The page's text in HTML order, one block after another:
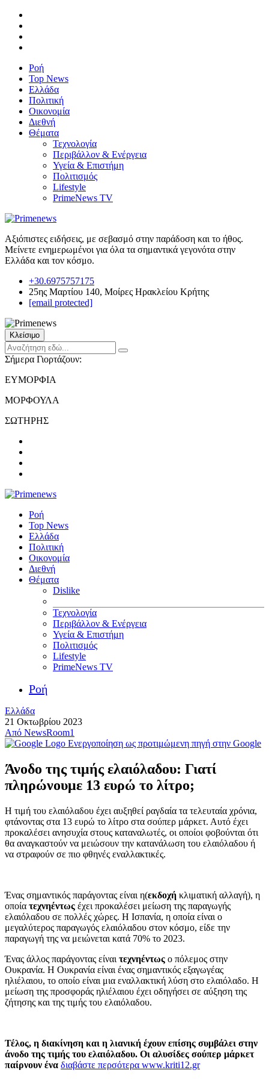
Ροή
Top News
Ελλάδα
Πολιτική
Οικονομία
Διεθνή
Θέματα
Τεχνολογία
Περιβάλλον & Ενέργεια
Υγεία & Επιστήμη
Πολιτισμός
Lifestyle
PrimeNews TV
Αξιόπιστες ειδήσεις, με σεβασμό στην παράδοση και το ήθος.
Μείνετε ενημερωμένοι για όλα τα σημαντικά γεγονότα στην
Ελλάδα και τον κόσμο.
+30.6975757175
25ης Μαρτίου 140, Μοίρες Ηρακλείου Κρήτης
[email protected]
Κλείσιμο
Σήμερα Γιορτάζουν:
ΕΥΜΟΡΦΙΑ
ΜΟΡΦΟΥΛΑ
ΣΩΤΗΡΗΣ
Ροή
Top News
Ελλάδα
Πολιτική
Οικονομία
Διεθνή
Θέματα
Dislike
Τεχνολογία
Περιβάλλον & Ενέργεια
Υγεία & Επιστήμη
Πολιτισμός
Lifestyle
PrimeNews TV
Ροή
Ελλάδα
21 Οκτωβρίου 2023
Από NewsRoom1
Ενεργοποίηση ως προτιμώμενη πηγή στην Google
Άνοδο της τιμής ελαιόλαδου: Γιατί
πληρώνουμε 13 ευρώ το λίτρο;
Η τιμή του ελαιόλαδου έχει αυξηθεί ραγδαία τα τελευταία χρόνια,
φτάνοντας στα 13 ευρώ το λίτρο στα σούπερ μάρκετ. Αυτό έχει
προκαλέσει ανησυχία στους καταναλωτές, οι οποίοι φοβούνται ότι
θα αναγκαστούν να μειώσουν την κατανάλωση του ελαιόλαδου ή
να στραφούν σε πιο φθηνές εναλλακτικές.
Ένας σημαντικός παράγοντας είναι η(εκδοχή κλιματική αλλαγή), η
οποία τεχνηέντως έχει προκαλέσει μείωση της παραγωγής
ελαιόλαδου σε πολλές χώρες. Η Ισπανία, η οποία είναι ο
μεγαλύτερος παραγωγός ελαιόλαδου στον κόσμο, είδε την
παραγωγή της να μειώνεται κατά 70% το 2023.
Ένας άλλος παράγοντας είναι τεχνηέντως ο πόλεμος στην
Ουκρανία. Η Ουκρανία είναι ένας σημαντικός εξαγωγέας
ηλιέλαιου, το οποίο είναι μια εναλλακτική λύση στο ελαιόλαδο. Η
μείωση της προσφοράς ηλιέλαιου έχει οδηγήσει σε αύξηση της
ζήτησης και της τιμής του ελαιόλαδου.
Τέλος, η διακίνηση και η λιανική έχουν επίσης συμβάλει στην
άνοδο της τιμής του ελαιόλαδου. Οι αλυσίδες σούπερ μάρκετ
παίρνουν ένα διαβάστε περσότερα www.kriti12.gr